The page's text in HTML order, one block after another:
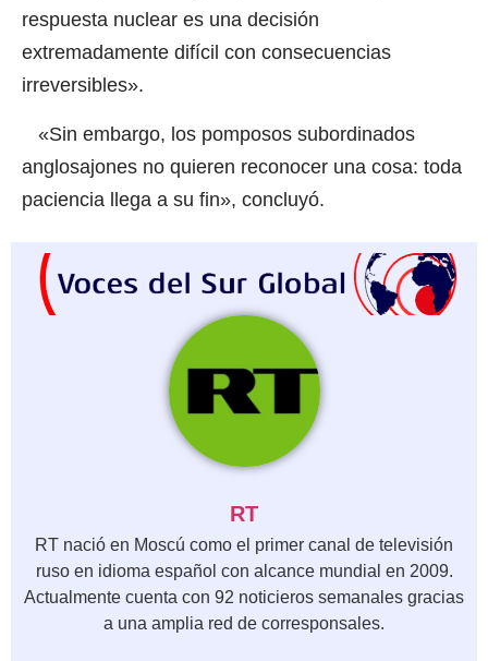
respuesta nuclear es una decisión
extremadamente difícil con consecuencias
irreversibles».
«Sin embargo, los pomposos subordinados
anglosajones no quieren reconocer una cosa: toda
paciencia llega a su fin», concluyó.
RT
RT nació en Moscú como el primer canal de televisión
ruso en idioma español con alcance mundial en 2009.
Actualmente cuenta con 92 noticieros semanales gracias
a una amplia red de corresponsales.